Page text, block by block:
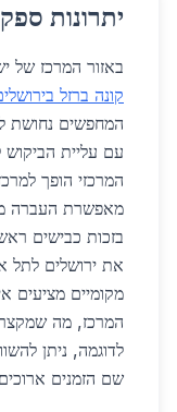
יתרונות
באזור המרכז של
קונה ברזל
עם עליית הביקוש
המרכזי הופך
מאפשרת העברה
את ירושלים לתל
המרכז, מה שמקצר
לדוגמה, ניתן
שם הזמנים